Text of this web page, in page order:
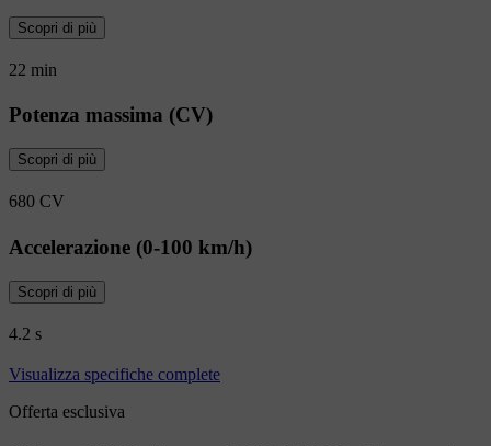
Scopri di più
22 min
Potenza massima (CV)
Scopri di più
680 CV
Accelerazione (0-100 km/h)
Scopri di più
4.2 s
Visualizza specifiche complete
Offerta esclusiva